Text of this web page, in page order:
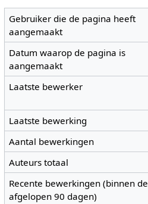
Gebruiker die de pagina heeft
aangemaakt
Datum waarop de pagina is
aangemaakt
Laatste bewerker
Laatste bewerking
Aantal bewerkingen
Auteurs totaal
Recente bewerkingen (binnen de
afgelopen 90 dagen)